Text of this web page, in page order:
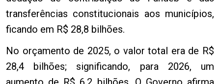
transferências constitucionais aos municípios,
ficando em R$ 28,8 bilhões.
No orçamento de 2025, o valor total era de R$
28,4 bilhões; significando, para 2026, um